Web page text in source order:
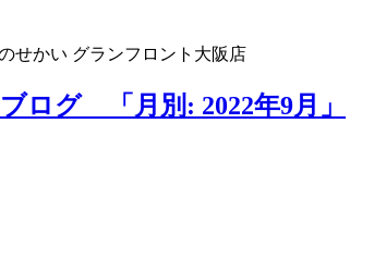
せかい グランフロント大阪店
ログ 「月別: 2022年9月」